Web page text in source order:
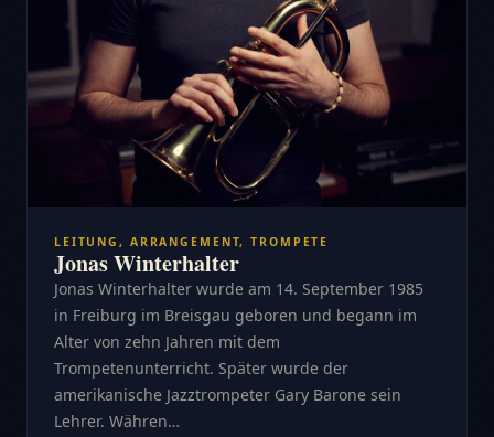
LEITUNG, ARRANGEMENT, TROMPETE
Jonas Winterhalter
Jonas Winterhalter wurde am 14. September 1985
in Freiburg im Breisgau geboren und begann im
Alter von zehn Jahren mit dem
Trompetenunterricht. Später wurde der
amerikanische Jazztrompeter Gary Barone sein
Lehrer. Währen…